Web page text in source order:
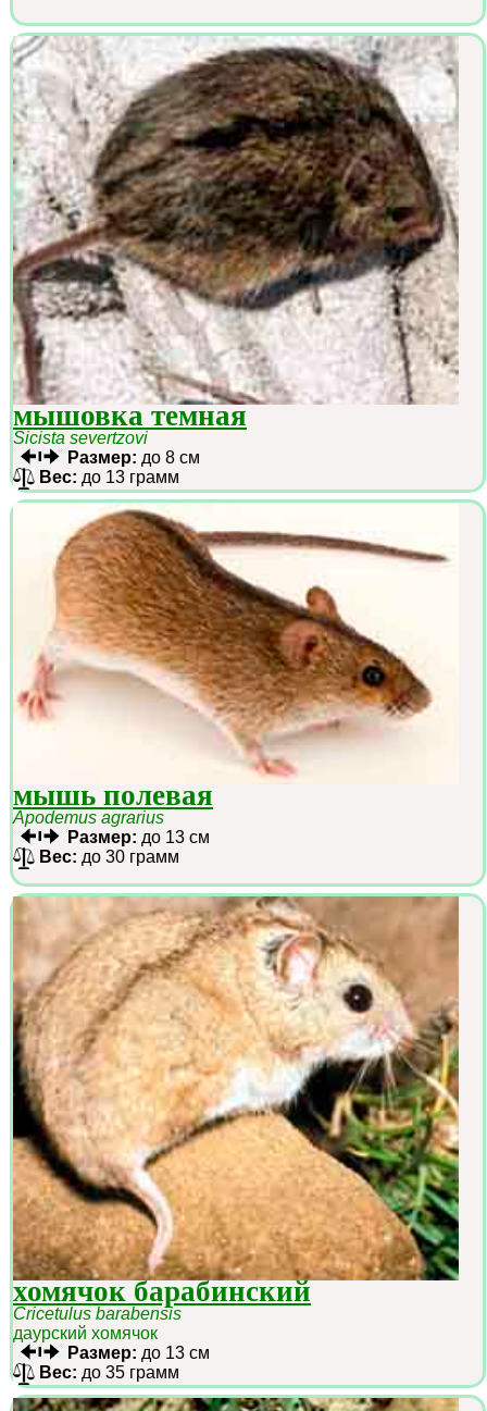
мышовка темная
Sicista severtzovi
Размер: до 8 см
Вес: до 13 грамм
мышь полевая
Apodemus agrarius
Размер: до 13 см
Вес: до 30 грамм
хомячок барабинский
Cricetulus barabensis
даурский хомячок
Размер: до 13 см
Вес: до 35 грамм